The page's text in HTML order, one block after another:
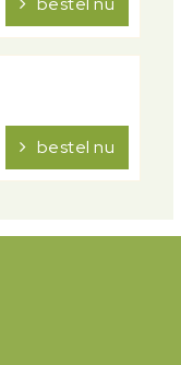
bestel nu